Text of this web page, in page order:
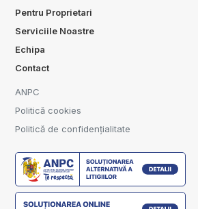
Pentru Proprietari
Serviciile Noastre
Echipa
Contact
ANPC
Politică cookies
Politică de confidențialitate